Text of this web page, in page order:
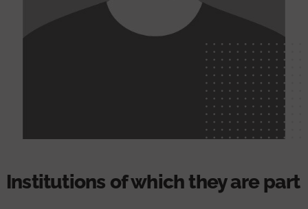
Institutions of which they are part